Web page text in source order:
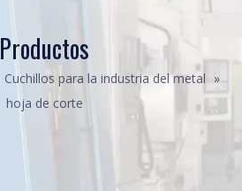
Productos
Cuchillos para la industria del metal »
hoja de corte